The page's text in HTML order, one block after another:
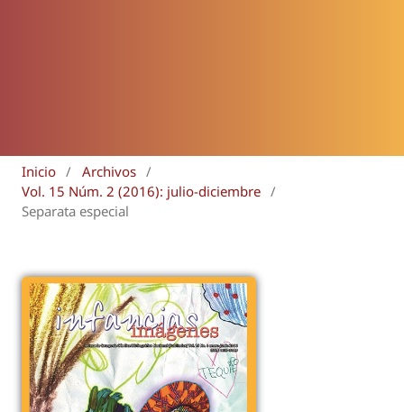
Inicio / Archivos /
Vol. 15 Núm. 2 (2016): julio-diciembre /
Separata especial